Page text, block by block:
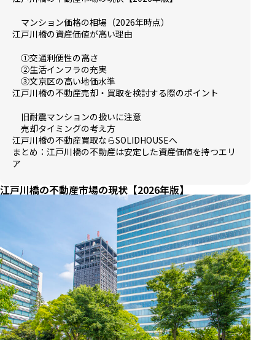
マンション価格の相場（2026年時点）
江戸川橋の資産価値が高い理由
①交通利便性の高さ
②生活インフラの充実
③文京区の高い地価水準
江戸川橋の不動産売却・買取を検討する際のポイント
旧耐震マンションの扱いに注意
売却タイミングの考え方
江戸川橋の不動産買取ならSOLIDHOUSEへ
まとめ：江戸川橋の不動産は安定した資産価値を持つエリ
ア
江戸川橋の不動産市場の現状【2026年版】